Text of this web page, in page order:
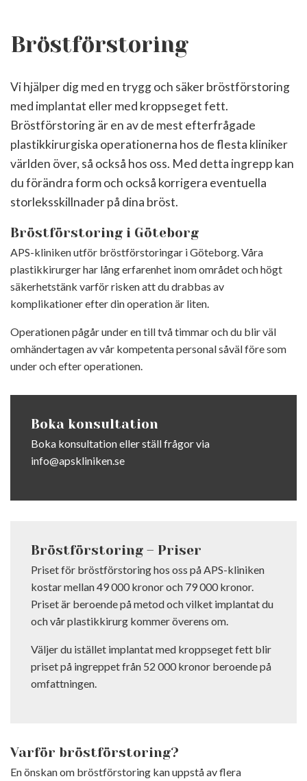
Bröstförstoring
Vi hjälper dig med en trygg och säker bröstförstoring
med implantat eller med kroppseget fett.
Bröstförstoring är en av de mest efterfrågade
plastikkirurgiska operationerna hos de flesta kliniker
världen över, så också hos oss. Med detta ingrepp kan
du förändra form och också korrigera eventuella
storleksskillnader på dina bröst.
Bröstförstoring i Göteborg
APS-kliniken utför bröstförstoringar i Göteborg. Våra
plastikkirurger har lång erfarenhet inom området och högt
säkerhetstänk varför risken att du drabbas av
komplikationer efter din operation är liten.
Operationen pågår under en till två timmar och du blir väl
omhändertagen av vår kompetenta personal såväl före som
under och efter operationen.
Boka konsultation
Boka konsultation eller ställ frågor via
info@apskliniken.se
Bröstförstoring – Priser
Priset för bröstförstoring hos oss på APS-kliniken
kostar mellan49 000 kronoroch 79 000 kronor.
Priset är beroende på metod och vilket implantat du
och vår plastikkirurg kommer överens om.
Väljer du istället implantat med kroppseget fett blir
priset på ingreppet från 52 000 kronor beroende på
omfattningen.
Varför bröstförstoring?
En önskan om bröstförstoring kan uppstå av flera